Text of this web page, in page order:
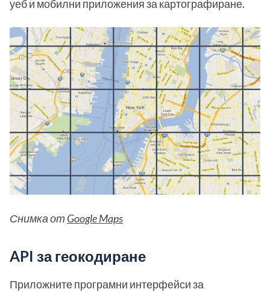
уеб и мобилни приложения за картографиране.
Снимка от Google Maps
API за геокодиране
Приложните програмни интерфейси за